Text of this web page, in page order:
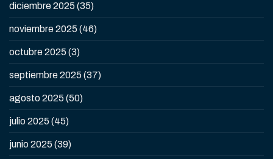
diciembre 2025 (35)
noviembre 2025 (46)
octubre 2025 (3)
septiembre 2025 (37)
agosto 2025 (50)
julio 2025 (45)
junio 2025 (39)